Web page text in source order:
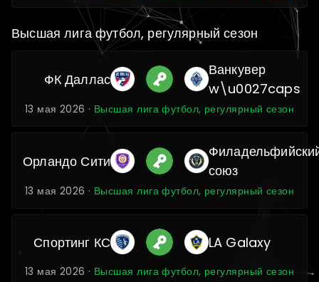
Высшая лига футбол, регулярный сезон
ФК Даллас
Ванкувер
w\u0027caps
13 мая 2026 · Высшая лига футбол, регулярный сезон
Орландо Сити
союз
13 мая 2026 · Высшая лига футбол, регулярный сезон
Спортинг КС LA Galaxy
13 мая 2026 · Высшая лига футбол, регулярный сезон